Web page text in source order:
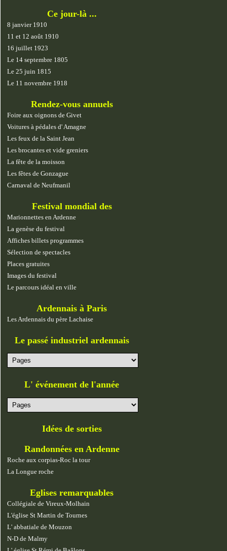
Ce jour-là ...
8 janvier 1910
11 et 12 août 1910
16 juillet 1923
Le 14 septembre 1805
Le 25 juin 1815
Le 11 novembre 1918
Rendez-vous annuels
Foire aux oignons de Givet
Voitures à pédales d' Amagne
Les feux de la Saint Jean
Les brocantes et vide greniers
La fête de la moisson
Les fêtes de Gonzague
Carnaval de Neufmanil
Festival mondial des
marionnettes
Marionnettes en Ardenne
La genèse du festival
Affiches billets programmes
Sélection de spectacles
Places gratuites
Images du festival
Le parcours idéal en ville
Ardennais à Paris
Les Ardennais du père Lachaise
Le passé industriel ardennais
L' événement de l'année
Idées de sorties
Randonnées en Ardenne
Roche aux corpias-Roc la tour
La Longue roche
Eglises remarquables
Collégiale de Vireux-Molhain
L'église St Martin de Tournes
L' abbatiale de Mouzon
N-D de Malmy